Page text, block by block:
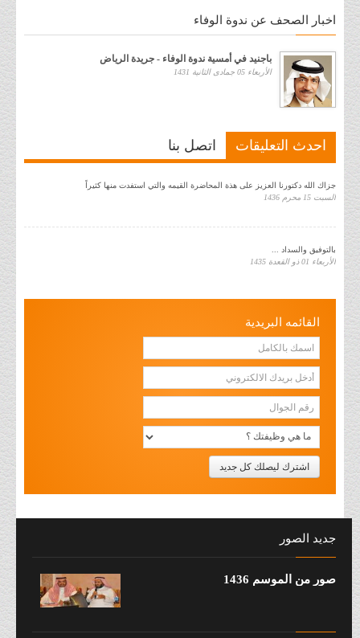
اخبار الصحف عن ندوة الوفاء
باجنيد في أمسية ندوة الوفاء - جريدة الرياض
الأربعاء 05 جمادى الثانية 1431
احدث التعليقات اتصل بنا
جزاك الله دكتورنا العزيز على هذة المحاضرة القيمه والتي استفدت منها كثيراً
السبت 15 محرم 1436
بالتوفيق والسداد ...
الأربعاء 01 ذو القعدة 1435
القائمه البريدية
جديد الصور
صور من الموسم 1436